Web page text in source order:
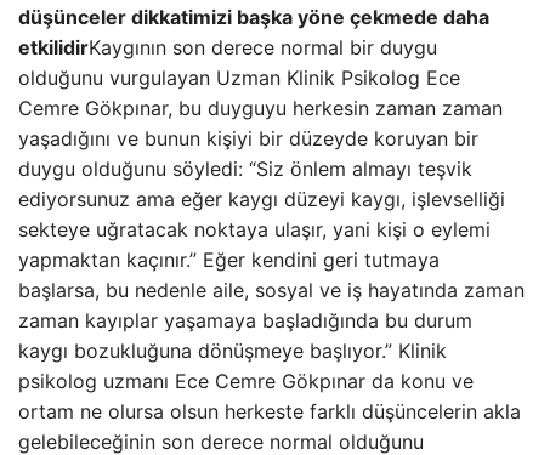
düşünceler dikkatimizi başka yöne çekmede daha
etkilidirKaygının son derece normal bir duygu
olduğunu vurgulayan Uzman Klinik Psikolog Ece
Cemre Gökpınar, bu duyguyu herkesin zaman zaman
yaşadığını ve bunun kişiyi bir düzeyde koruyan bir
duygu olduğunu söyledi: “Siz önlem almayı teşvik
ediyorsunuz ama eğer kaygı düzeyi kaygı, işlevselliği
sekteye uğratacak noktaya ulaşır, yani kişi o eylemi
yapmaktan kaçınır.” Eğer kendini geri tutmaya
başlarsa, bu nedenle aile, sosyal ve iş hayatında zaman
zaman kayıplar yaşamaya başladığında bu durum
kaygı bozukluğuna dönüşmeye başlıyor.” Klinik
psikolog uzmanı Ece Cemre Gökpınar da konu ve
ortam ne olursa olsun herkeste farklı düşüncelerin akla
gelebileceğinin son derece normal olduğunu